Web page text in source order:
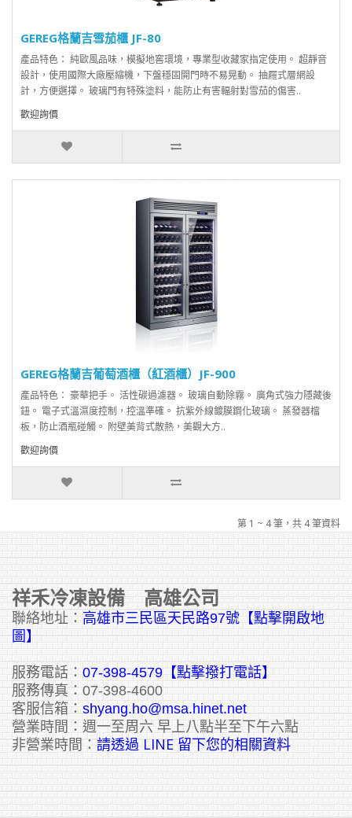
GEREG格蘭吉雪茄櫃 JF-80
產品特色： 純歐風品味，模擬地窖環境，專業型收藏家指定使用。 超靜音
設計，使用國際大廠壓縮機，下盤穩固開門時不易晃動。 抽屜式層網設
計，方便選擇。 玻璃門有特殊塗料，能防止有害輻射對雪茄的傷害..
歡迎詢價
GEREG格蘭吉葡萄酒櫃（紅酒櫃）JF-900
產品特色： 豪華把手。 活性碳過濾器。 玻璃自動除霧。 廣角式強力隱藏後
鈕。 電子式溫濕度控制，控溫準確。 抗紫外線鍍膜鋼化玻璃。 蒸發器檔
板，防止酒瓶碰觸。 附壁美背式散熱，美觀大方..
歡迎詢價
第 1 ~ 4 筆，共 4 筆資料
祥禾冷凍設備 高雄公司
聯絡地址： 高雄市三民區天民路97號【點擊開啟地
圖】
服務電話： 07-398-4579【點擊撥打電話】
服務傳真：07-398-4600
客服信箱： shyang.ho@msa.hinet.net
營業時間：週一至周六 早上八點半至下午六點
非營業時間： 請透過 LINE 留下您的相關資料